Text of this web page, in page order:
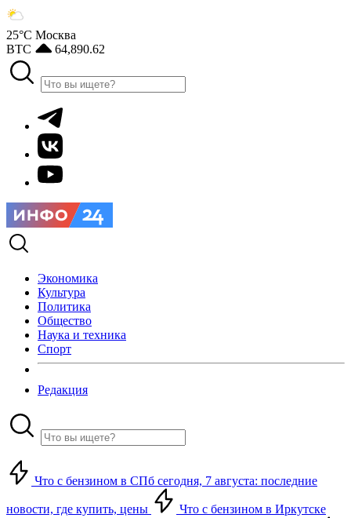
25°С Москва
BTC
64,890.62
Экономика
Культура
Политика
Общество
Наука и техника
Спорт
Редакция
Что с бензином в СПб сегодня, 7 августа: последние
новости, где купить, цены Что с бензином в Иркутске